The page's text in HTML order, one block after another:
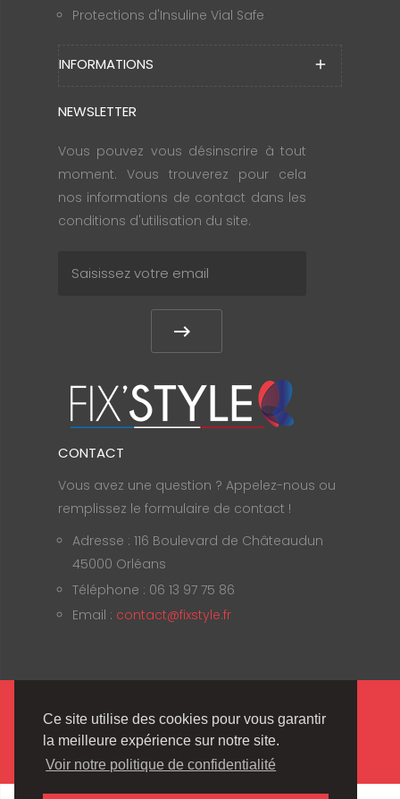
Ce site utilise des cookies pour vous garantir
la meilleure expérience sur notre site.
Voir notre politique de confidentialité
Protections d'Insuline Vial Safe
INFORMATIONS add
NEWSLETTER
Vous pouvez vous désinscrire à tout
moment. Vous trouverez pour cela
nos informations de contact dans les
conditions d'utilisation du site.
CONTACT
Vous avez une question ? Appelez-nous ou
remplissez le formulaire de contact !
Adresse : 116 Boulevard de Châteaudun
45000 Orléans
Téléphone : 06 13 97 75 86
Email : contact@fixstyle.fr
Fix'Style © 2020 | Tous droits réservés |
Mentions Légales .